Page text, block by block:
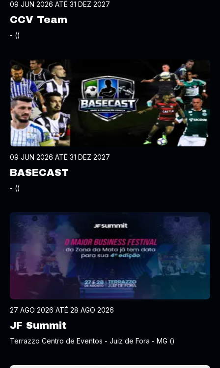
09 JUN 2026 ATÉ 31 DEZ 2027
CCV Team
- ()
09 JUN 2026 ATÉ 31 DEZ 2027
BASECAST
- ()
27 AGO 2026 ATÉ 28 AGO 2026
JF Summit
Terrazzo Centro de Eventos - Juiz de Fora - MG ()